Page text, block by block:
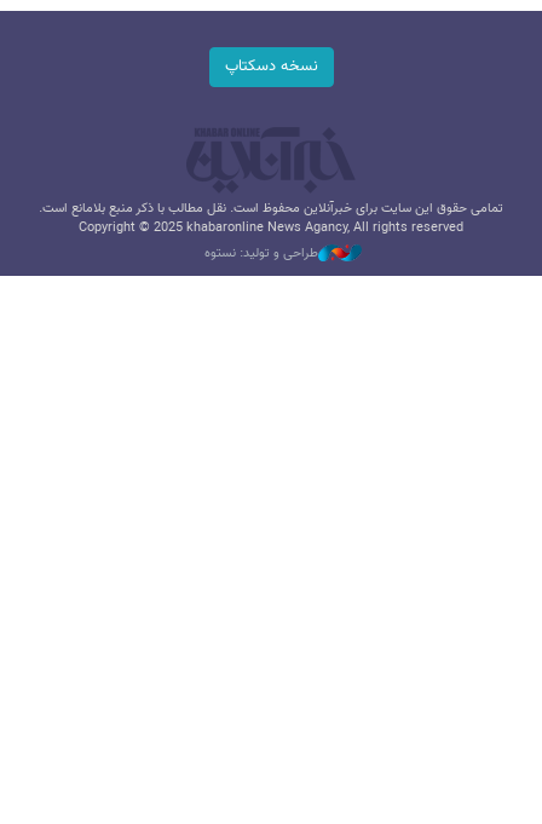
نسخه دسکتاپ
تمامی حقوق این سایت برای خبرآنلاین محفوظ است. نقل مطالب با ذکر منبع بلامانع است.
Copyright © 2025 khabaronline News Agancy, All rights reserved
طراحی و تولید: نستوه